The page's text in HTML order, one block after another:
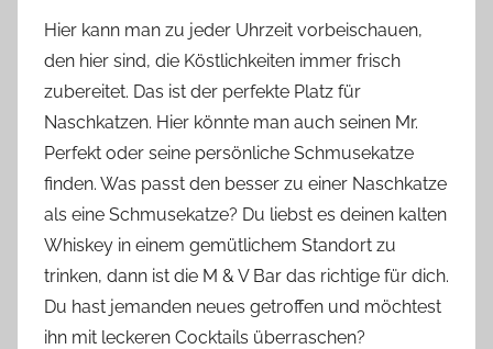
Hier kann man zu jeder Uhrzeit vorbeischauen,
den hier sind, die Köstlichkeiten immer frisch
zubereitet. Das ist der perfekte Platz für
Naschkatzen. Hier könnte man auch seinen Mr.
Perfekt oder seine persönliche Schmusekatze
finden. Was passt den besser zu einer Naschkatze
als eine Schmusekatze? Du liebst es deinen kalten
Whiskey in einem gemütlichem Standort zu
trinken, dann ist die M & V Bar das richtige für dich.
Du hast jemanden neues getroffen und möchtest
ihn mit leckeren Cocktails überraschen?